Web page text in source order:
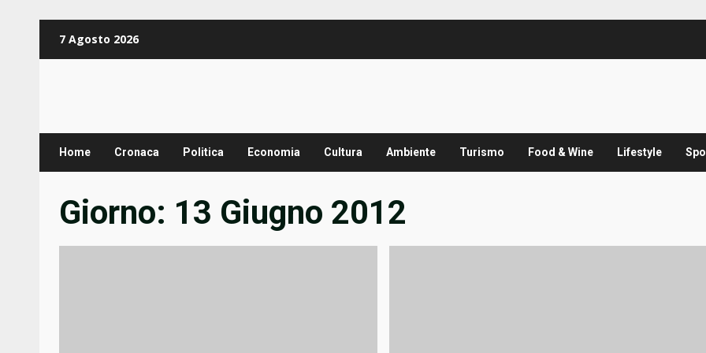
Inhalt7 Agosto 2026
Home Cronaca Politica Economia Cultura Ambiente Turismo Food & Wine Lifestyle
Giorno: 13 Giugno 2012